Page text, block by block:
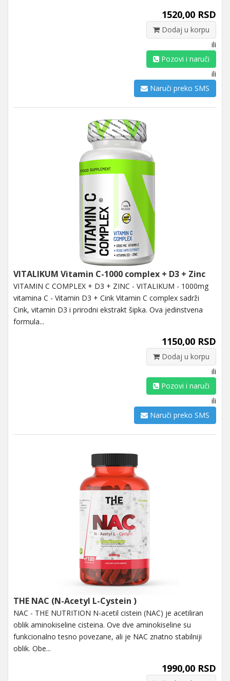
1520,00 RSD
Dodaj u korpu
ili
Pozovi i naruči
ili
Naruči preko SMS
VITALIKUM Vitamin C-1000 complex + D3 + Zinc
VITAMIN C COMPLEX + D3 + ZINC - VITALIKUM - 1000mg
vitamina C - Vitamin D3 + Cink Vitamin C complex sadrži
Cink, vitamin D3 i prirodni ekstrakt šipka. Ova jedinstvena
formula...
1150,00 RSD
Dodaj u korpu
ili
Pozovi i naruči
ili
Naruči preko SMS
THE NAC (N-Acetyl L-Cystein )
NAC - THE NUTRITION N-acetil cistein (NAC) je acetiliran
oblik aminokiseline cisteina. Ove dve aminokiseline su
funkcionalno tesno povezane, ali je NAC znatno stabilniji
oblik. Obe...
1990,00 RSD